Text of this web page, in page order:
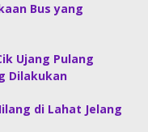
Bus yang
Ujang Pulang
Dilakukan
di Lahat Jelang